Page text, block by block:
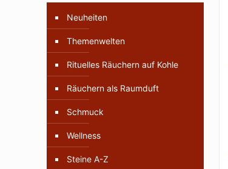
Neuheiten
Themenwelten
Rituelles Räuchern auf Kohle
Räuchern als Raumduft
Schmuck
Wellness
Steine A-Z